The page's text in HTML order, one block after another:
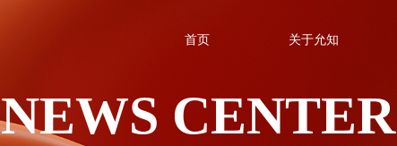
首页 关于允知
NEWS CENTER